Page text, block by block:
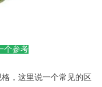
个参考
，这里说一个常见的区